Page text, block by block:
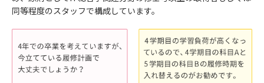
同等程度のスタッフで構成しています。